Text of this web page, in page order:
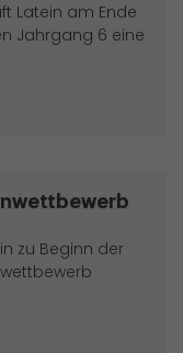
Latein am Ende
Jahrgang 6 eine
zu Beginn der